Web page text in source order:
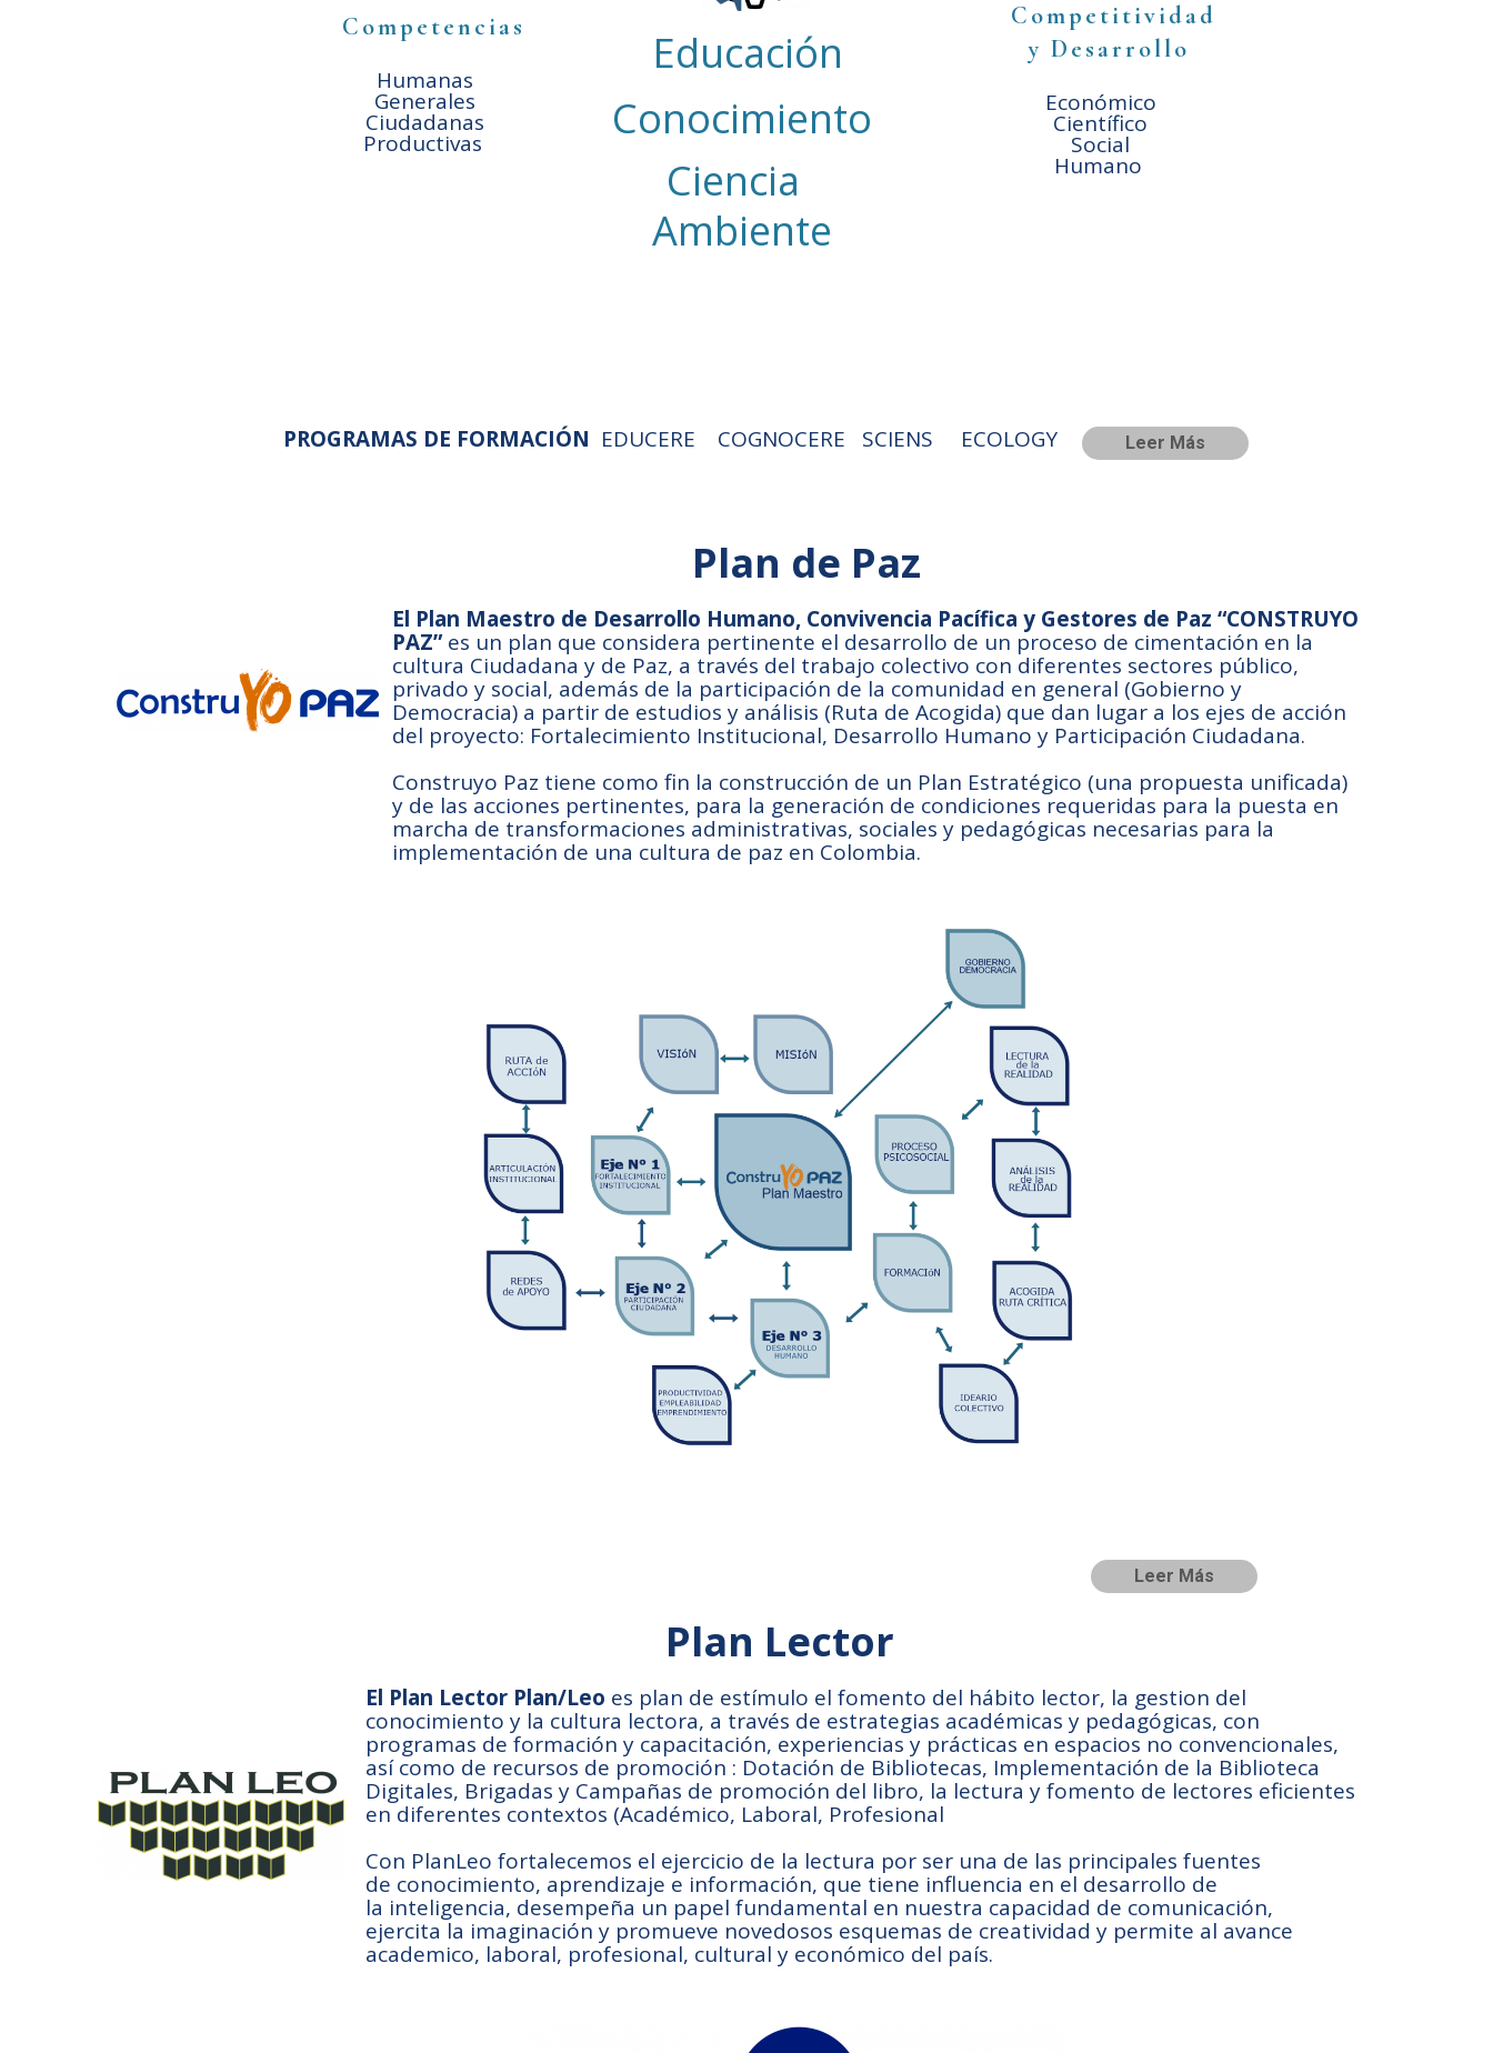
Plan Lector
El Plan Lector Plan/Leo es plan de estímulo el fomento del hábito lector, la gestion del
conocimiento y la cultura lectora, a través de estrategias académicas y pedagógicas, con
programas de formación y capacitación, experiencias y prácticas en espacios no convencionales,
así como de recursos de promoción : Dotación de Bibliotecas, Implementación de la Biblioteca
Digitales, Brigadas y Campañas de promoción del libro, la lectura y fomento de lectores eficientes
en diferentes contextos (Académico, Laboral, Profesional
Con PlanLeo fortalecemos el ejercicio de la lectura por ser una de las principales fuentes
de conocimiento, aprendizaje e información, que tiene influencia en el desarrollo de
la inteligencia, desempeña un papel fundamental en nuestra capacidad de comunicación,
ejercita la imaginación y promueve novedosos esquemas de creatividad y permite al avance
academico, laboral, profesional, cultural y económico del país.
Plan de Paz
El Plan Maestro de Desarrollo Humano, Convivencia Pacífica y Gestores de Paz “CONSTRUYO
PAZ”es un plan que considera pertinente el desarrollo de un proceso de cimentación en la
cultura Ciudadana y de Paz, a través del trabajo colectivo con diferentes sectores público,
privado y social, además de la participación de la comunidad en general (Gobierno y
Democracia) a partir de estudios y análisis (Ruta de Acogida) que dan lugar a los ejes de acción
del proyecto: Fortalecimiento Institucional, Desarrollo Humano y Participación Ciudadana.
Construyo Paz tiene como fin la construcción de un Plan Estratégico (una propuesta unificada)
y de las acciones pertinentes, para la generación de condiciones requeridas para la puesta en
marcha de transformaciones administrativas, sociales y pedagógicas necesarias para la
implementación de una cultura de paz en Colombia.
Leer Más
Leer Más
PROGRAMAS DE FORMACIÓN EDUCERE COGNOCERE SCIENS ECOLOGY
Económico
Científico
Social
Humano
Humanas
Generales
Ciudadanas
Productivas
Ambiente
Ciencia
Conocimiento
Educación
Competitividad
y Desarrollo
Competencias